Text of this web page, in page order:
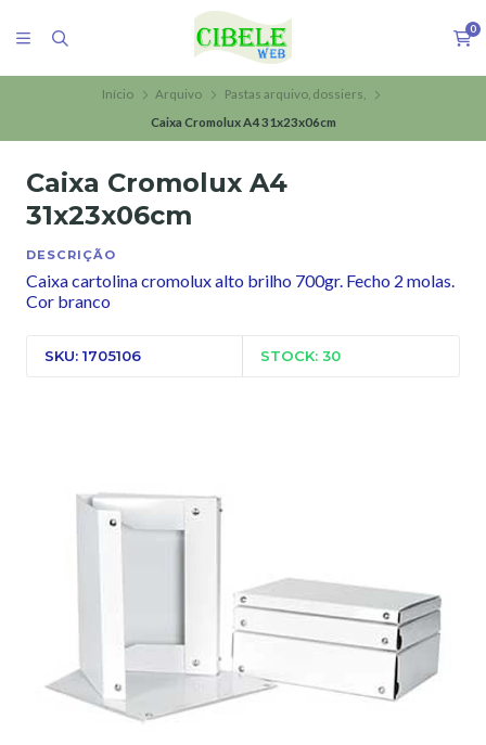
0
Início Arquivo
Pastas arquivo, dossiers,
Caixa Cromolux A4 31x23x06cm
Caixa Cromolux A4
31x23x06cm
DESCRIÇÃO
Caixa cartolina cromolux alto brilho 700gr. Fecho 2 molas.
Cor branco
SKU: 1705106 STOCK: 30